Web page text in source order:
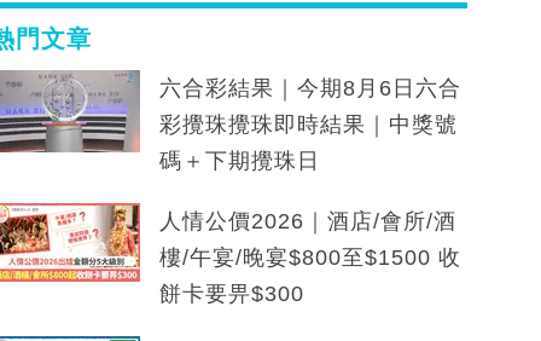
門文章
六合彩結果｜今期8月6日六合
彩攪珠攪珠即時結果｜中獎號
碼＋下期攪珠日
人情公價2026｜酒店/會所/酒
樓/午宴/晚宴$800至$1500 收
餅卡要畀$300